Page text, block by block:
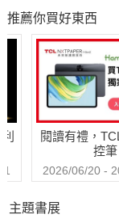
推薦你買好東西
閱讀有禮，
控筆
2026/06/20 -
主題書展